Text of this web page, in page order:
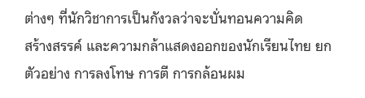
ต่างๆ ที่นักวิชาการเป็นกังวลว่าจะบั่นทอนความคิด
สร้างสรรค์ และความกล้าแสดงออกของนักเรียนไทย ยก
ตัวอย่าง การลงโทษ การตี การกล้อนผม